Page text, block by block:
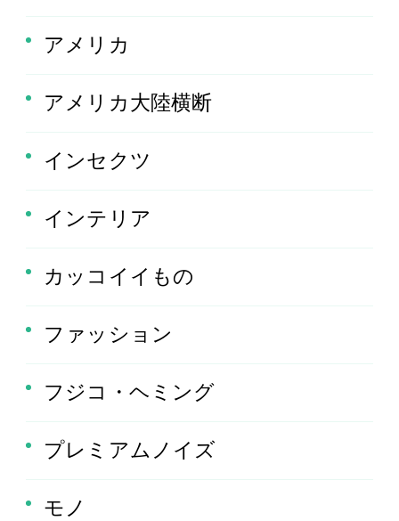
アメリカ
アメリカ大陸横断
インセクツ
インテリア
カッコイイもの
ファッション
フジコ・ヘミング
プレミアムノイズ
モノ